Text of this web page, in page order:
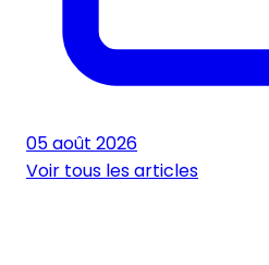
05 août 2026
Voir tous les articles